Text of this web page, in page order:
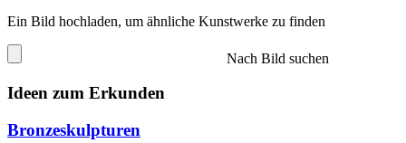
Ein Bild hochladen, um ähnliche Kunstwerke zu finden
Nach Bild suchen
Ideen zum Erkunden
Bronzeskulpturen